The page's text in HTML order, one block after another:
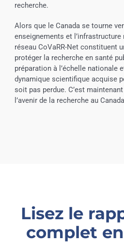
recherche.
Alors que le Canada se tourne
enseignements et
réseau CoVaRR-Net constituent
protéger la recherche en santé
préparation à l’échelle nationale
dynamique scientifique acquise
soit pas perdue. C’est
l’avenir de la recherche au
Lisez le
complet